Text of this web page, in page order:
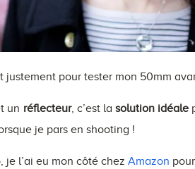
justement pour tester mon 50mm
un réflecteur, c’est la solution idéale
je pars en shooting !
l’ai eu mon côté chez Amazon